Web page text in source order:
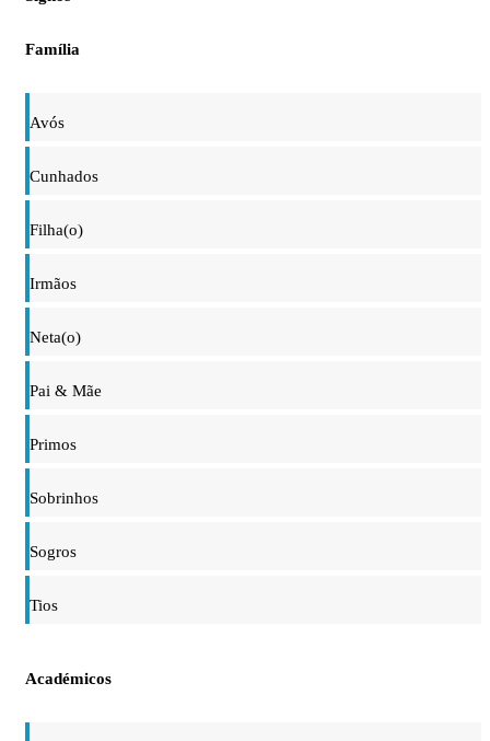
Família
Avós
Cunhados
Filha(o)
Irmãos
Neta(o)
Pai & Mãe
Primos
Sobrinhos
Sogros
Tios
Académicos